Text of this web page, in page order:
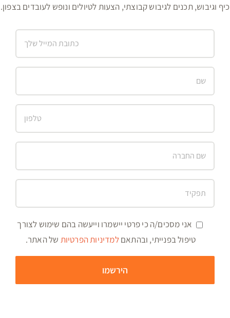
כיף וגיבוש, תכנים לגיבוש קבוצתי, הצעות לטיולים ונופש לעובדים בצפון.
אני מסכים/ה כי פרטי יישמרו וייעשה בהם שימוש לצורך
טיפול בפנייתי, ובהתאםלמדיניות הפרטיות של האתר.